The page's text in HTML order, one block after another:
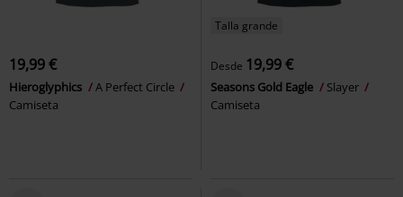
19,99 €
Hieroglyphics
A Perfect Circle
Camiseta
Talla grande
Desde 19,99 €
Seasons Gold Eagle
Slayer
Camiseta